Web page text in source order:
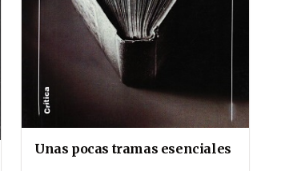
Unas pocas tramas esenciales